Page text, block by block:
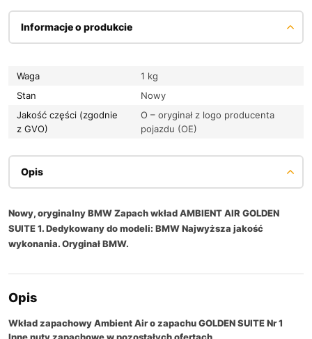
Informacje o produkcie
Waga
1 kg
Stan
Nowy
Jakość części (zgodnie
z GVO)
O – oryginał z logo producenta
pojazdu (OE)
Opis
Nowy, oryginalny BMW Zapach wkład AMBIENT AIR GOLDEN
SUITE 1. Dedykowany do modeli: BMW Najwyższa jakość
wykonania. Oryginał BMW.
Opis
Wkład zapachowyAmbient Airo zapachuGOLDEN SUITE Nr 1